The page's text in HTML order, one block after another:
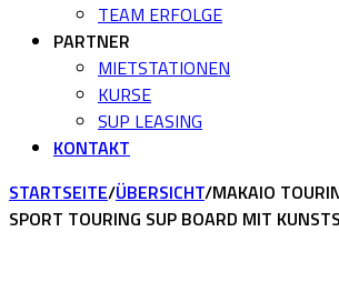
TEAM ERFOLGE
PARTNER
MIETSTATIONEN
KURSE
SUP LEASING
KONTAKT
STARTSEITE/ÜBERSICHT/MAKAIO
SPORT TOURING SUP BOARD MIT